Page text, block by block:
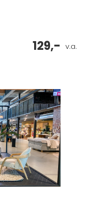
v.a.
129,-